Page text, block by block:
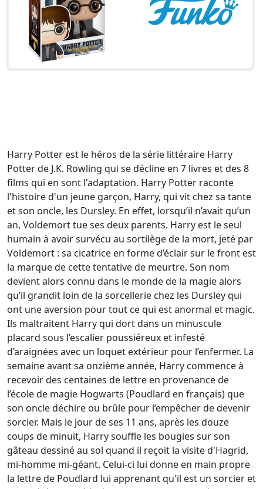
Harry Potter est le héros de la série littéraire Harry
Potter de J.K. Rowling qui se décline en 7 livres et des 8
films qui en sont l'adaptation. Harry Potter raconte
l'histoire d'un jeune garçon, Harry, qui vit chez sa tante
et son oncle, les Dursley. En effet, lorsqu’il n’avait qu’un
an, Voldemort tue ses deux parents. Harry est le seul
humain à avoir survécu au sortilège de la mort, jeté par
Voldemort : sa cicatrice en forme d’éclair sur le front est
la marque de cette tentative de meurtre. Son nom
devient alors connu dans le monde de la magie alors
qu’il grandit loin de la sorcellerie chez les Dursley qui
ont une aversion pour tout ce qui est anormal et magic.
Ils maltraitent Harry qui dort dans un minuscule
placard sous l’escalier poussiéreux et infesté
d’araignées avec un loquet extérieur pour l’enfermer. La
semaine avant sa onzième année, Harry commence à
recevoir des centaines de lettre en provenance de
l’école de magie Hogwarts (Poudlard en français) que
son oncle déchire ou brûle pour l’empêcher de devenir
sorcier. Mais le jour de ses 11 ans, après les douze
coups de minuit, Harry souffle les bougies sur son
gâteau dessiné au sol quand il reçoit la visite d'Hagrid,
mi-homme mi-géant. Celui-ci lui donne en main propre
la lettre de Poudlard lui apprenant qu'il est un sorcier et